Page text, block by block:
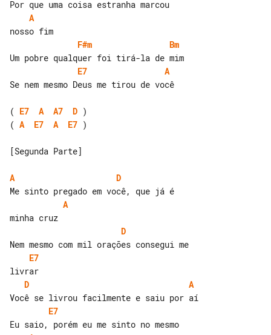
A
F#m
Bm
E7
A
Se nem mesmo Deus me tirou de você
( E7 A A7 D
( A E7 A E7 )
[Segunda Parte]
A
D
A
D
E7
D
A
E7